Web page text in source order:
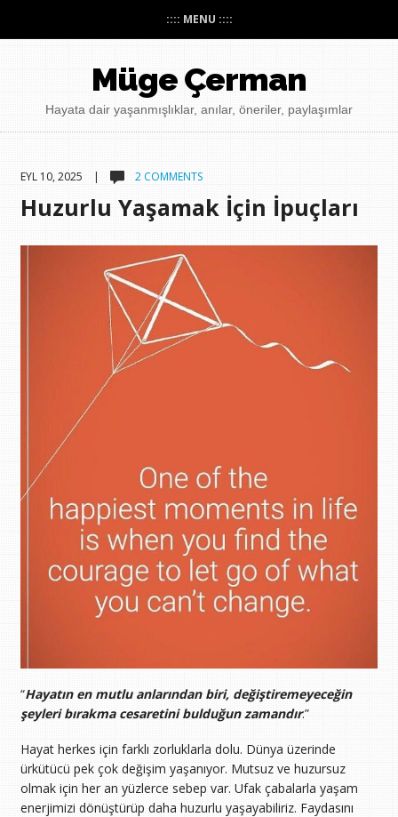
:::: MENU ::::
Müge Çerman
Hayata dair yaşanmışlıklar, anılar, öneriler, paylaşımlar
EYL 10, 2025 | 2 COMMENTS
Huzurlu Yaşamak İçin İpuçları
“Hayatın en mutlu anlarından biri, değiştiremeyeceğin
şeyleri bırakma cesaretini bulduğun zamandır.”
Hayat herkes için farklı zorluklarla dolu. Dünya üzerinde
ürkütücü pek çok değişim yaşanıyor. Mutsuz ve huzursuz
olmak için her an yüzlerce sebep var. Ufak çabalarla yaşam
enerjimizi dönüştürüp daha huzurlu yaşayabiliriz. Faydasını